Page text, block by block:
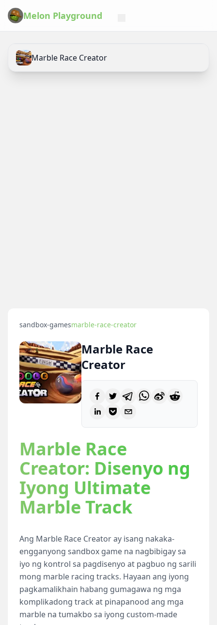
Melon Playground
Marble Race Creator
sandbox-gamesmarble-race-creator
Marble Race
Creator
Marble Race
Creator: Disenyo ng
Iyong Ultimate
Marble Track
Ang Marble Race Creator ay isang nakaka-
engganyong sandbox game na nagbibigay sa
iyo ng kontrol sa pagdisenyo at pagbuo ng sarili
mong marble racing tracks. Hayaan ang iyong
pagkamalikhain habang gumagawa ng mga
komplikadong track at pinapanood ang mga
marble na tumakbo sa iyong custom-made